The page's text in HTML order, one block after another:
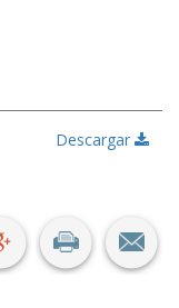
Descargar